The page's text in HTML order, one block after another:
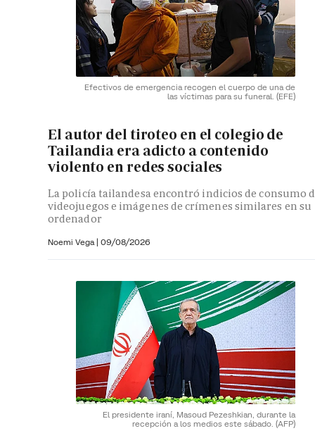
Efectivos de emergencia recogen el cuerpo de una de
las víctimas para su funeral. (EFE)
El autor del tiroteo en el colegio de
Tailandia era adicto a contenido
violento en redes sociales
La policía tailandesa encontró indicios de consumo
videojuegos e imágenes de crímenes similares en su
ordenador
Noemi Vega | 09/08/2026
El presidente iraní, Masoud Pezeshkian, durante la
recepción a los medios este sábado. (AFP)